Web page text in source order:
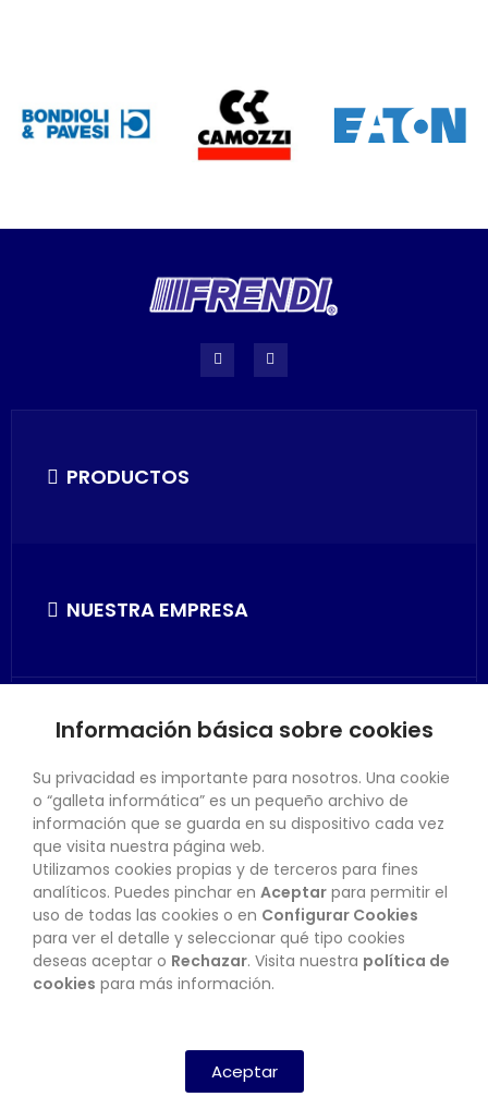
PRODUCTOS
NUESTRA EMPRESA
SU CUENTA
CONTACTO
BOLETÍN
Información básica sobre cookies
Su privacidad es importante para nosotros. Una cookie
o “galleta informática” es un pequeño archivo de
información que se guarda en su dispositivo cada vez
que visita nuestra página web.
Utilizamos cookies propias y de terceros para fines
analíticos. Puedes pinchar en Aceptar para permitir el
uso de todas las cookies o en Configurar Cookies
para ver el detalle y seleccionar qué tipo cookies
deseas aceptar o Rechazar. Visita nuestra política de
cookies para más información.
Aceptar